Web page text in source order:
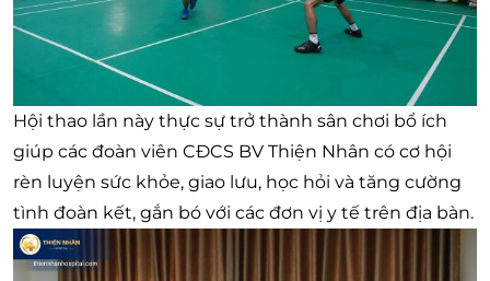
Hội thao lần này thực sự trở thành sân chơi bổ ích
giúp các đoàn viên CĐCS BV Thiện Nhân có cơ hội
rèn luyện sức khỏe, giao lưu, học hỏi và tăng cường
tình đoàn kết, gắn bó với các đơn vị y tế trên địa bàn.